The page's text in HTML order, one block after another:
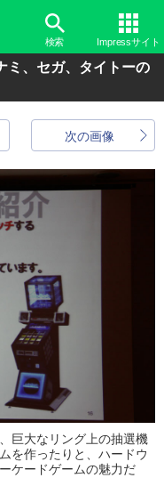
検索 Impressサイト
ミ、セガ、タイトーの
次の画像
巨大なリング上の抽選機
を作ったりと、ハードウ
ケードゲームの魅力だ